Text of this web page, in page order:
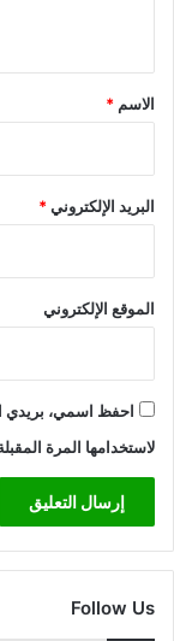
*
الاسم *
البريد الإلكتروني*
الموقع الإلكتروني
احفظ اسمي، بريدي
لاستخدامها المرة
Follow Us